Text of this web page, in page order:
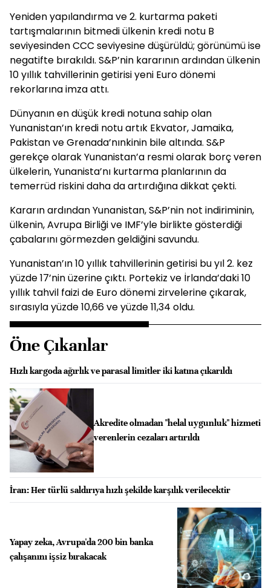
Yeniden yapılandırma ve 2. kurtarma paketi
tartışmalarının bitmedi ülkenin kredi notu B
seviyesinden CCC seviyesine düşürüldü; görünümü ise
negatifte bırakıldı. S&P’nin kararının ardından ülkenin
10 yıllık tahvillerinin getirisi yeni Euro dönemi
rekorlarına imza attı.
Dünyanın en düşük kredi notuna sahip olan
Yunanistan’ın kredi notu artık Ekvator, Jamaika,
Pakistan ve Grenada’nınkinin bile altında. S&P
gerekçe olarak Yunanistan’a resmi olarak borç veren
ülkelerin, Yunanista’nı kurtarma planlarının da
temerrüd riskini daha da artırdığına dikkat çekti.
Kararın ardından Yunanistan, S&P’nin not indiriminin,
ülkenin, Avrupa Birliği ve IMF’yle birlikte gösterdiği
çabalarını görmezden geldiğini savundu.
Yunanistan’ın 10 yıllık tahvillerinin getirisi bu yıl 2. kez
yüzde 17’nin üzerine çıktı. Portekiz ve İrlanda’daki 10
yıllık tahvil faizi de Euro dönemi zirvelerine çıkarak,
sırasıyla yüzde 10,66 ve yüzde 11,34 oldu.
Öne Çıkanlar
Hızlı kargoda ağırlık ve parasal limitler iki katına çıkarıldı
Akredite olmadan "helal uygunluk" hizmeti
verenlerin cezaları artırıldı
İran: Her türlü saldırıya hızlı şekilde karşılık verilecektir
Yapay zeka, Avrupa'da 200 bin banka
çalışanını işsiz bırakacak